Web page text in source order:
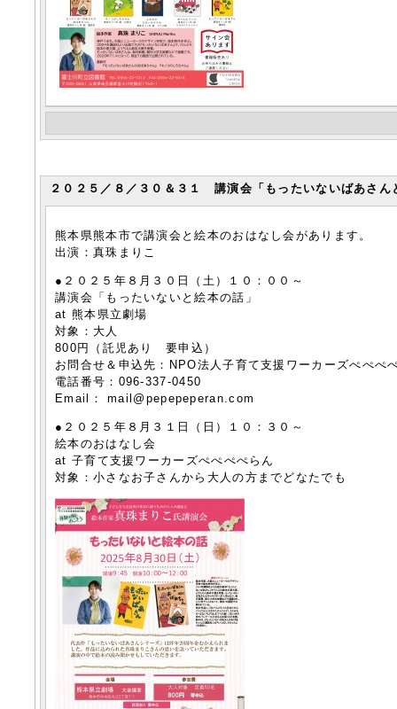
２０２５／８／３０＆３１ 講演会「もったいないばあさ
熊本県熊本市で講演会と絵本のおはなし会があります。
出演：真珠まりこ
●２０２５年８月３０日（土）１０：００～
講演会「もったいないと絵本の話」
at 熊本県立劇場
対象：大人
800円（託児あり 要申込）
お問合せ＆申込先： NPO法人子育て支援ワーカーズぺぺぺ
電話番号 ： 096-337-0450
Email：
mail@pepepeperan.com
●２０２５年８月３１日（日）１０：３０～
絵本のおはなし会
at 子育て支援ワーカーズぺぺぺぺらん
対象：小さなお子さんから大人の方までどなたでも